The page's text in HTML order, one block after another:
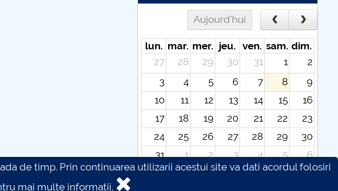
Aujourd'hui
lun. mar. mer. jeu. ven. sam. dim.
27
28 29 30 31 1
2
3
4 5 6 7 8
9
10
11 12 13 14 15
16
17
18 19 20 21 22
23
24
25 26 27 28 29
30
31
1 2 3 4 5
6
de timp. Prin continuarea utilizarii acestui site va dati acordul folosiri
mai multe informatii.